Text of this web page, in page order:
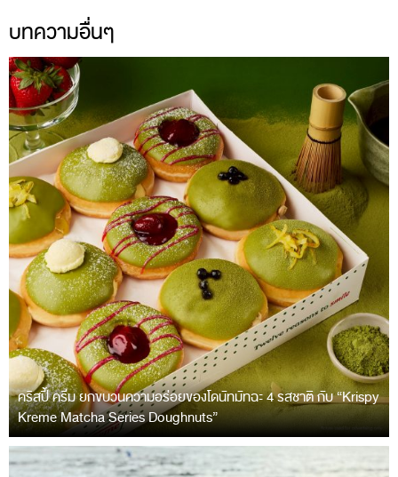
บทความอื่นๆ
คริสปี้ ครีม ยกขบวนความอร่อยของโดนัทมัทฉะ 4 รสชาติ กับ “Krispy
Kreme Matcha Series Doughnuts”